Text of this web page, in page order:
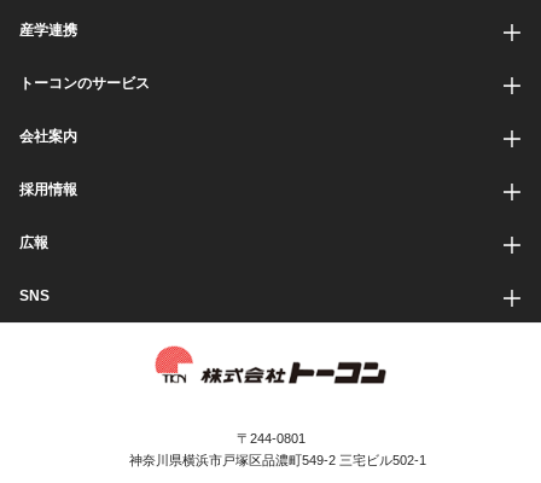
産学連携
トーコンのサービス
会社案内
採用情報
広報
SNS
〒244-0801
神奈川県横浜市戸塚区品濃町549-2 三宅ビル502-1